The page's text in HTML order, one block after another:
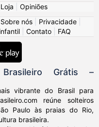
Loja
Opiniões
Sobre nós Privacidade
Contato FAQ
Grátis –
vibrante do Brasil para
reúne solteiros
Paulo às praias do Rio,
brasileira.